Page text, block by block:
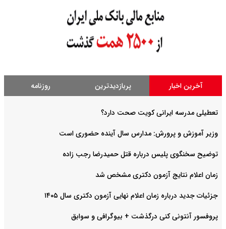
آخرین اخبار پربازدیدترین روزنامه
تعطیلی مدرسه ایرانی کویت صحت دارد؟
وزیر آموزش و پرورش: مدارس سال آینده حضوری است
توضیح سخنگوی پلیس درباره قتل حمیدرضا رجب زاده
زمان اعلام نتایج آزمون دکتری مشخص شد
جزئیات جدید درباره زمان اعلام نهایی آزمون دکتری سال ۱۴۰۵
پروفسور آنتونی کنی درگذشت + بیوگرافی و سوابق